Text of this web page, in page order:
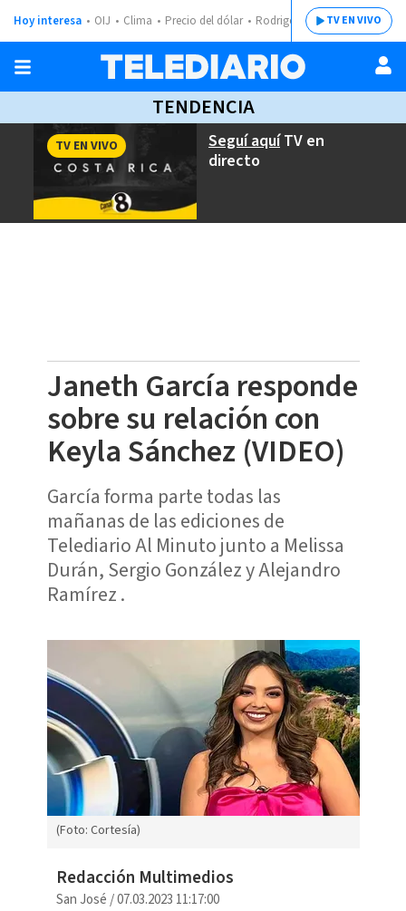
Hoy interesa OIJ Clima Precio del dólar Rodrigo ChavesTV EN VIVO
TENDENCIA
Seguí aquíTV en
directo
TV EN VIVO
Janeth García responde
sobre su relación con
Keyla Sánchez (VIDEO)
García forma parte todas las
mañanas de las ediciones de
Telediario Al Minuto junto a Melissa
Durán, Sergio González y Alejandro
Ramírez .
(Foto: Cortesía)
Redacción Multimedios
San José /07.03.2023 11:17:00